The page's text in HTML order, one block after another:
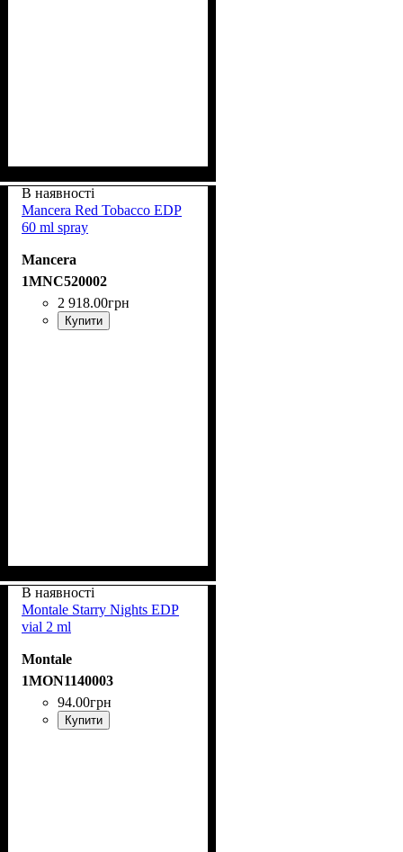
В наявності
Mancera Red Tobacco EDP
60 ml spray
Mancera
1MNC520002
2 918.00грн
Купити
В наявності
Montale Starry Nights EDP
vial 2 ml
Montale
1MON1140003
94.00грн
Купити